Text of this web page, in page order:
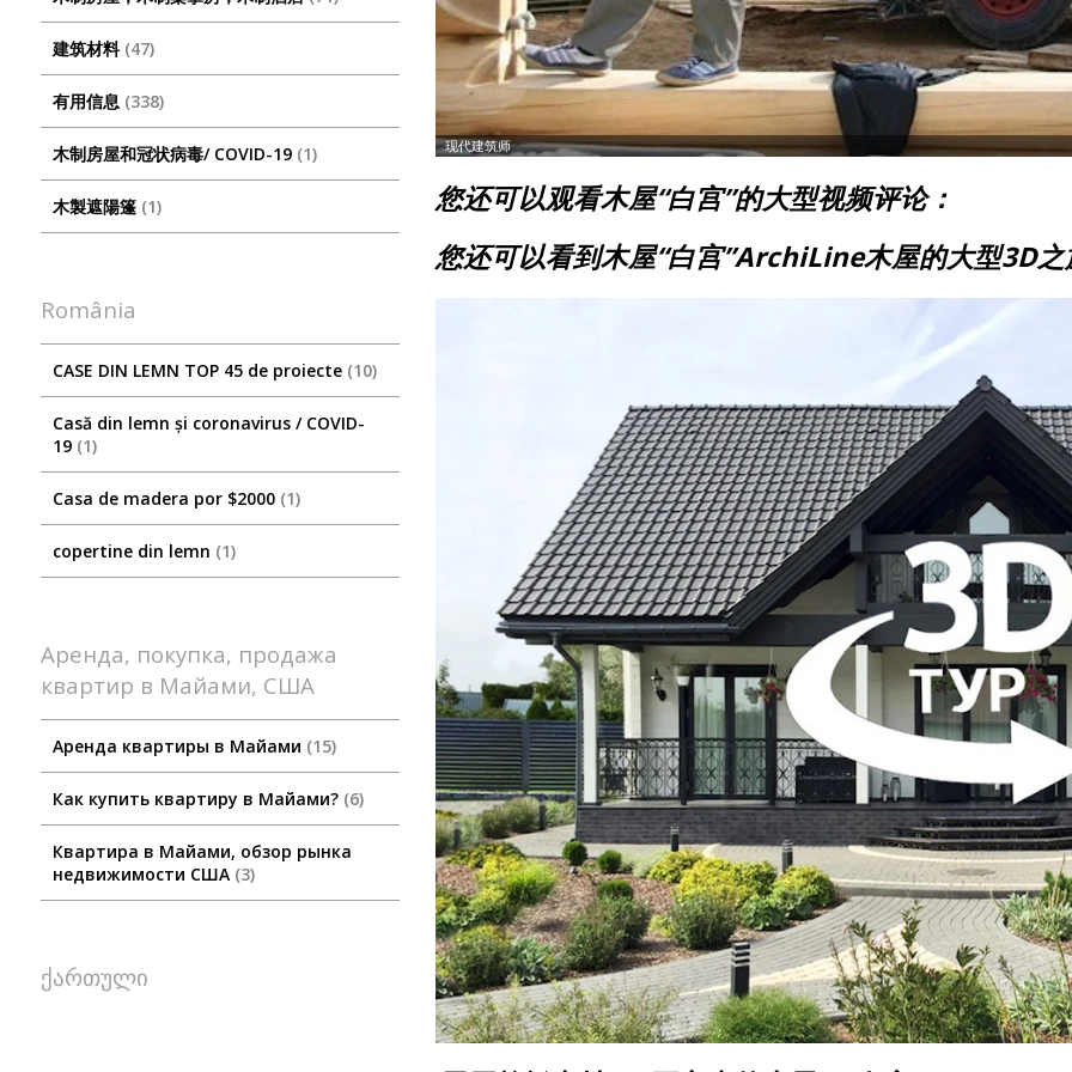
建筑材料 47
有用信息 338
木制房屋和冠状病毒/ COVID-19 1
木製遮陽篷 1
România
CASE DIN LEMN TOP 45 de proiecte 10
Casă din lemn și coronavirus / COVID-
19 1
Casa de madera por $2000 1
copertine din lemn 1
Аренда, покупка, продажа
квартир в Майами, США
Аренда квартиры в Майами 15
Как купить квартиру в Майами? 6
Квартира в Майами, обзор рынка
недвижимости США 3
ქართული
您还可以观看木屋“白宫”的大型视频评论：
您还可以看到木屋“白宫”ArchiLine木屋的大型3D之